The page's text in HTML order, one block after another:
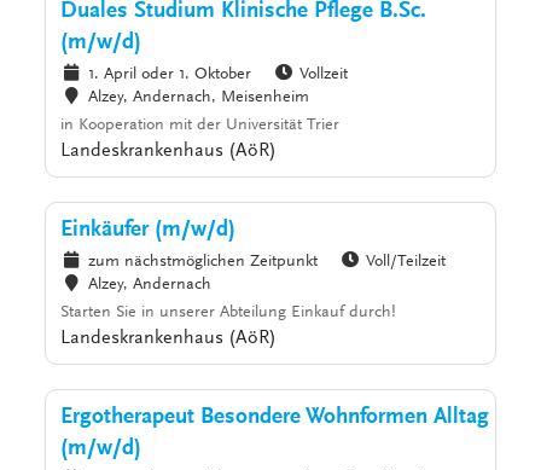
Duales Studium Klinische Pflege B.Sc.
(m/w/d)
1. April oder 1. Oktober
Vollzeit
Alzey, Andernach, Meisenheim
in Kooperation mit der Universität Trier
Landeskrankenhaus (AöR)
Einkäufer (m/w/d)
zum nächstmöglichen Zeitpunkt
Voll/Teilzeit
Alzey, Andernach
Starten Sie in unserer Abteilung Einkauf durch!
Landeskrankenhaus (AöR)
Ergotherapeut Besondere Wohnformen Alltag
(m/w/d)